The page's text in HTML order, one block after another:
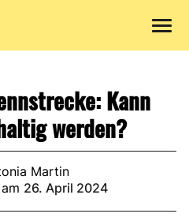
Kann
werden?
Martin
26. April 2024